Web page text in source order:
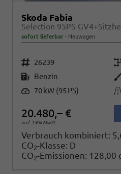
Skoda Fabia
sofort lieferbar Neuwagen
Fahrzeugnr. 26239
Kraftstoff Benzin
Leistung 70 kW (95 PS)
20.480,– €
incl. 19% MwSt.
Verbrauch kombiniert:
CO2-Klasse: D
CO2-Emissionen: 128,00